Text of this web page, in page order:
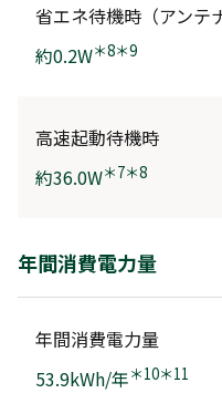
省エネ待機時（アンテ
約0.2W＊8＊9
高速起動待機時
約36.0W＊7＊8
年間消費電力量
年間消費電力量
53.9kWh/年＊10＊11